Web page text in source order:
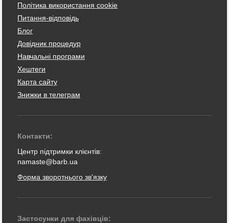
Політика використання cookie
Питання-відповідь
Блог
Довідник процедур
Навчальні програми
Хештеги
Карта сайту
Знижки в телеграм
Контакти:
Центр підтримки клієнтів:
namaste@barb.ua
Форма зворотнього зв'язку
Застосунки для фахівців: